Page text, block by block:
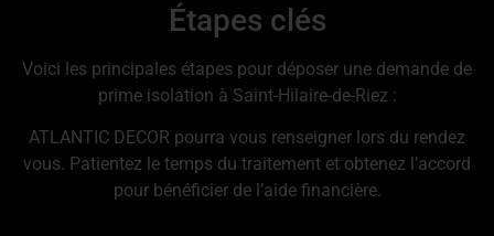
Étapes clés
Voici les principales étapes pour déposer une demande de
prime isolation à Saint-Hilaire-de-Riez :
ATLANTIC DECOR pourra vous renseigner lors du rendez
vous. Patientez le temps du traitement et obtenez l’accord
pour bénéficier de l’aide financière.